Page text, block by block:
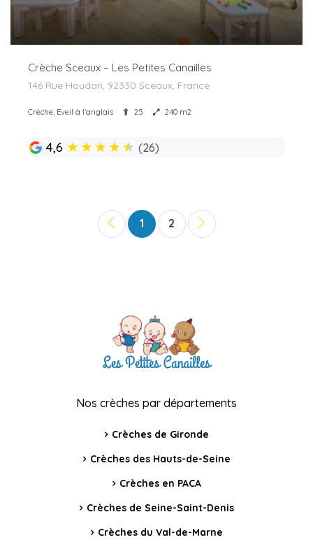
Crèche Sceaux – Les Petites Canailles
146 Rue Houdan, 92330 Sceaux, France
Crèche, Eveil à l'anglais 25 240 m2
4,6 ★★★★★ (26)
1 2
Nos crèches par départements
Crèches de Gironde
Crèches des Hauts-de-Seine
Crèches en PACA
Crèches de Seine-Saint-Denis
Crèches du Val-de-Marne